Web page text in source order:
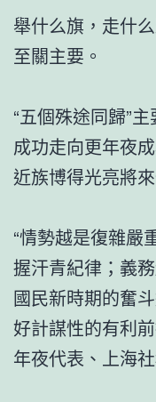
舉什么旗，走什
至關主要。
“五個殊途同歸”
成功走向更年夜
近族博得光亮將
“情勢越是復雜嚴
握汗青紀律；義
國民新時期的奮
好計謀性的有利
年夜代表、上海